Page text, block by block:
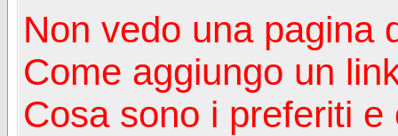
Non vedo una pagina
Come aggiungo un
Cosa sono i preferiti